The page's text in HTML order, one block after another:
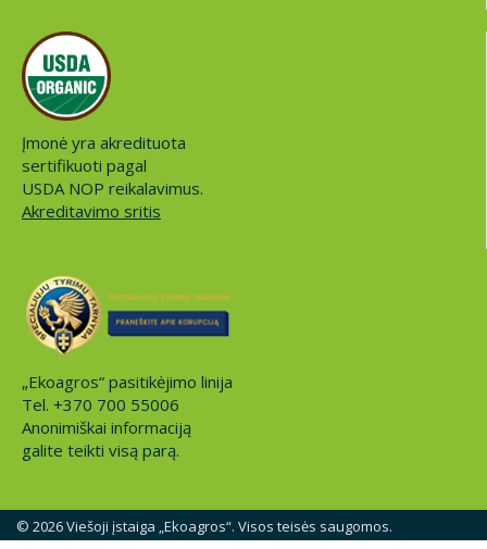
Įmonė yra akredituota
sertifikuoti pagal
USDA NOP reikalavimus.
Akreditavimo sritis
„Ekoagros“ pasitikėjimo linija
Tel. +370 700 55006
Anonimiškai informaciją
galite teikti visą parą.
© 2026 Viešoji įstaiga „Ekoagros“. Visos teisės saugomos.